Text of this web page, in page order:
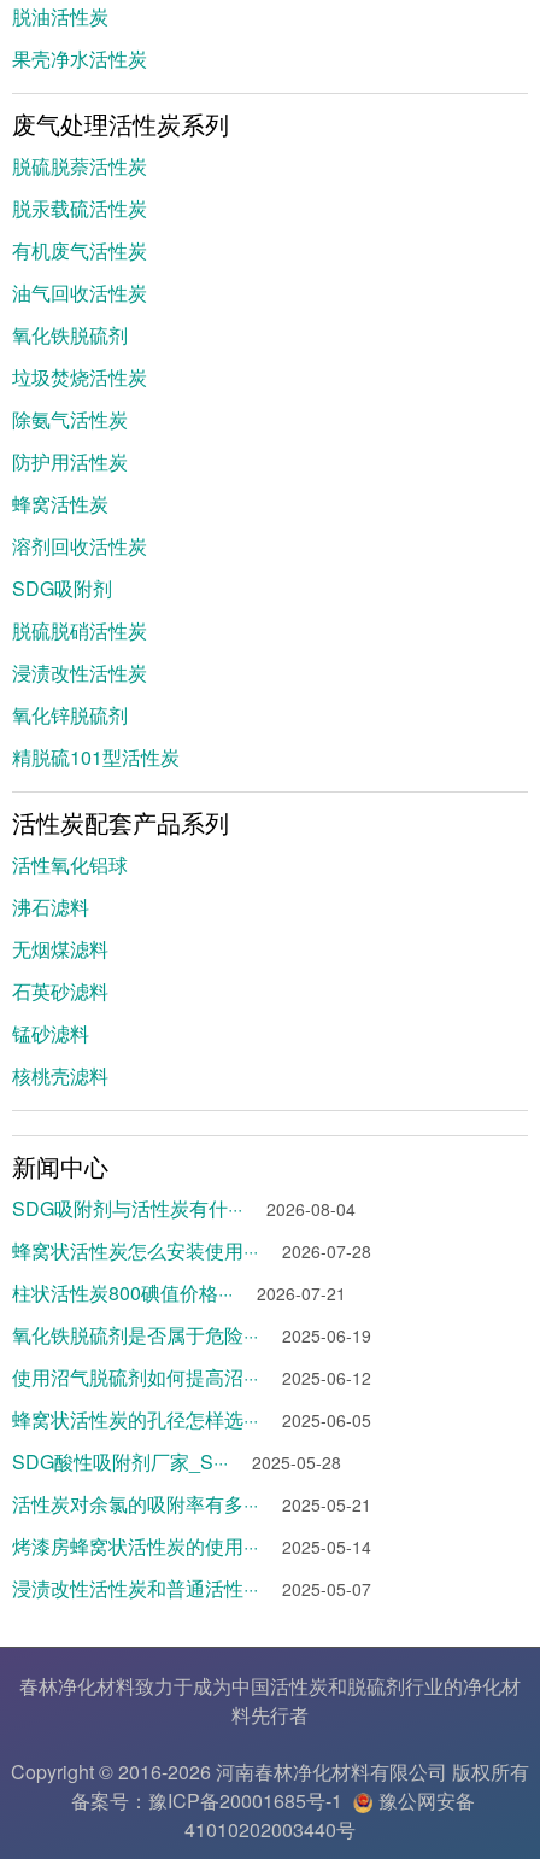
脱油活性炭
果壳净水活性炭
废气处理活性炭系列
脱硫脱萘活性炭
脱汞载硫活性炭
有机废气活性炭
油气回收活性炭
氧化铁脱硫剂
垃圾焚烧活性炭
除氨气活性炭
防护用活性炭
蜂窝活性炭
溶剂回收活性炭
SDG吸附剂
脱硫脱硝活性炭
浸渍改性活性炭
氧化锌脱硫剂
精脱硫101型活性炭
活性炭配套产品系列
活性氧化铝球
沸石滤料
无烟煤滤料
石英砂滤料
锰砂滤料
核桃壳滤料
新闻中心
SDG吸附剂与活性炭有什··· 2026-08-04
蜂窝状活性炭怎么安装使用··· 2026-07-28
柱状活性炭800碘值价格··· 2026-07-21
氧化铁脱硫剂是否属于危险··· 2025-06-19
使用沼气脱硫剂如何提高沼··· 2025-06-12
蜂窝状活性炭的孔径怎样选··· 2025-06-05
SDG酸性吸附剂厂家_S··· 2025-05-28
活性炭对余氯的吸附率有多··· 2025-05-21
烤漆房蜂窝状活性炭的使用··· 2025-05-14
浸渍改性活性炭和普通活性··· 2025-05-07
春林净化材料致力于成为中国活性炭和脱硫剂行业的净化材
料先行者
Copyright © 2016-2026 河南春林净化材料有限公司 版权所有
备案号：豫ICP备20001685号-1
豫公网安备
41010202003440号